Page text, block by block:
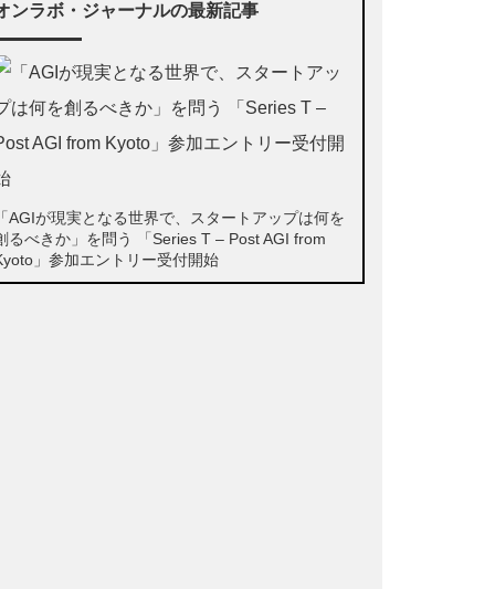
ンラボ・ジャーナルの最新記事
「AGIが現実となる世界で、スタートアップは何を
るべきか」を問う 「Series T – Post AGI from
」参加エントリー受付開始